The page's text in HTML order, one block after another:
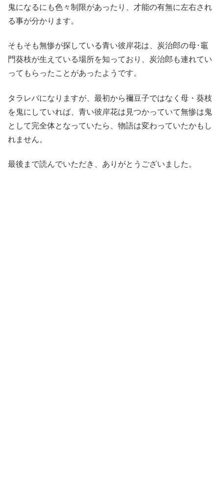
鬼になるにも色々制限があったり、才能の有無に左右され
る事が分かります。
そもそも無惨が探している青い彼岸花は、炭治郎の母･竈
門葵枝が生えている場所を知っており、炭治郎も連れてい
ってもらったことがあったようです。
タラレバになりますが、最初から禰豆子ではなく母・葵枝
を鬼にしていれば、青い彼岸花は見つかっていて無惨は鬼
として完全体となっていたら、物語は変わっていたかもし
れません。
最後まで読んでいただき、ありがとうございました。